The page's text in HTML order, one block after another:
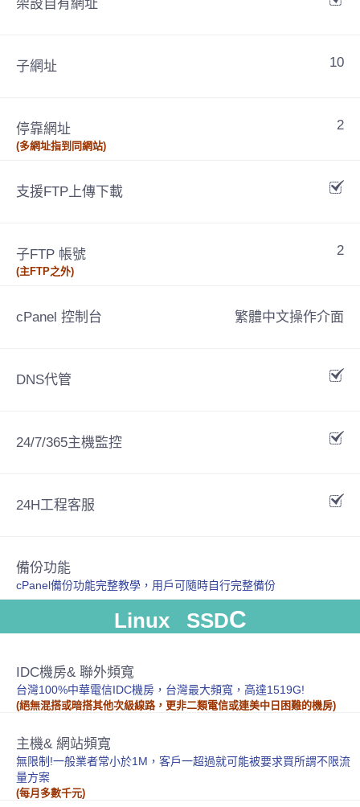
架設自有網址
子網址 10
停靠網址
(多網址指到同網站)
2
支援FTP上傳下載
子FTP 帳號
(主FTP之外)
2
cPanel 控制台 繁體中文操作介面
DNS代管
24/7/365主機監控
24H工程客服
備份功能
cPanel備份功能完整教學，用戶可隨時自行完整備份
Linux SSDC
IDC機房& 聯外頻寬
台灣100%中華電信IDC機房，台灣最大頻寬，高達1519G!
(絕無混搭或暗搭其他次級線路，更非二類電信或連美中日困難的機房)
主機& 網站頻寬
無限制!一般業者常小於1M，客戶一超過就可能被要求買所謂不限流
量方案
(每月多數千元)